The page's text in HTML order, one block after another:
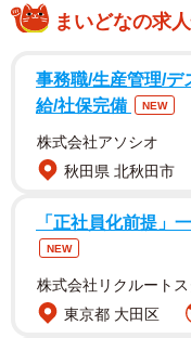
うりふたつのモカちゃん（
まいどなの求
事務職/生産管理/デ
給/社保完備
NEW
株式会社アソシオ
秋田県 北秋田市
「正社員化前提」
NEW
株式会社リクルート
東京都 大田区